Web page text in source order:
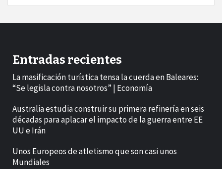
Entradas recientes
La masificación turística tensa la cuerda en Baleares:
“Se legisla contra nosotros” | Economía
Australia estudia construir su primera refinería en seis
décadas para aplacar el impacto de la guerra entre EE
UU e Irán
Unos Europeos de atletismo que son casi unos
Mundiales